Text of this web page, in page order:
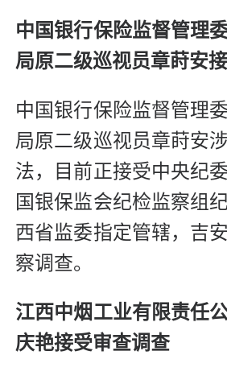
中国银行保险监督管理
局原二级巡视员章莳安
中国银行保险监督管理
局原二级巡视员章莳安
法，目前正接受中央纪
国银保监会纪检监察组
西省监委指定管辖，吉
察调查。
江西中烟工业有限责任
庆艳接受审查调查